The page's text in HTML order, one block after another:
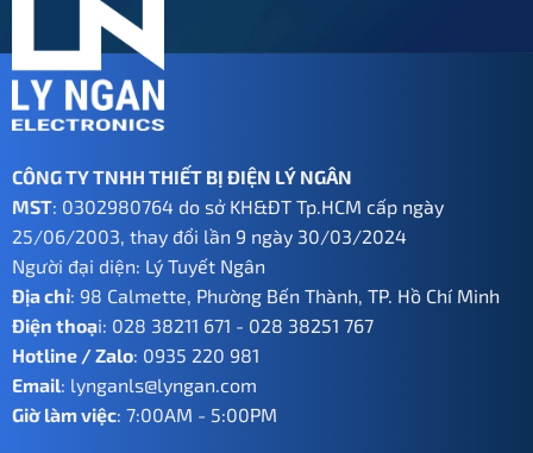
CÔNG TY TNHH THIẾT BỊ ĐIỆN LÝ NGÂN
MST: 0302980764 do sở KH&ĐT Tp.HCM cấp ngày
25/06/2003, thay đổi lần 9 ngày 30/03/2024
Người đại diện: Lý Tuyết Ngân
Địa chỉ: 98 Calmette, Phường Bến Thành, TP. Hồ Chí Minh
Điện thoại: 028 38211 671 - 028 38251 767
Hotline / Zalo: 0935 220 981
Email: lynganls@lyngan.com
Giờ làm việc: 7:00AM - 5:00PM